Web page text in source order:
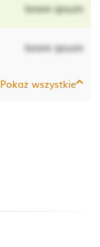
lorem ipsum
lorem ipsum
Pokaż wszystkie